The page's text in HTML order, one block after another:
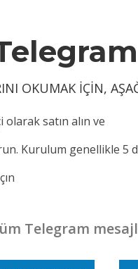
OKUMAK IÇIN,
olarak satın alın ve
Kurulum genellikle 5
Telegram